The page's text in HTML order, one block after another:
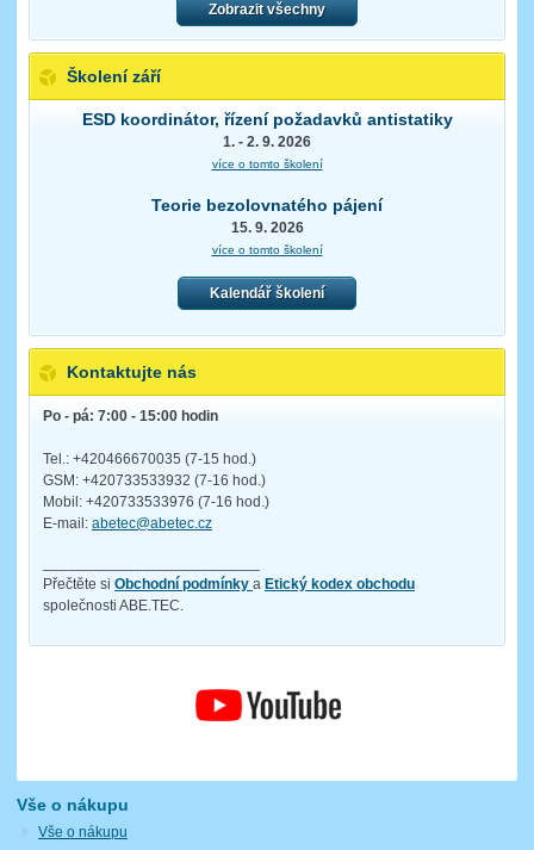
Zobrazit všechny
Školení září
ESD koordinátor, řízení požadavků antistatiky
1. - 2. 9. 2026
více o tomto školení
Teorie bezolovnatého pájení
15. 9. 2026
více o tomto školení
Kalendář školení
Kontaktujte nás
Po - pá: 7:00 - 15:00 hodin
Tel.: +420466670035 (7-15 hod.)
GSM: +420733533932 (7-16 hod.)
Mobil: +420733533976 (7-16 hod.)
E-mail: abetec@abetec.cz
Přečtěte si Obchodní podmínky a Etický kodex obchodu
společnosti ABE.TEC.
Vše o nákupu
Vše o nákupu